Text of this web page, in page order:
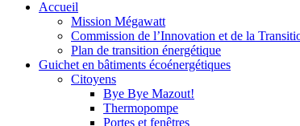
Accueil
Mission Mégawatt
Commission de l’Innovation et de la
Plan de transition énergétique
Guichet en bâtiments écoénergétiques
Citoyens
Bye Bye Mazout!
Thermopompe
Portes et fenêtres